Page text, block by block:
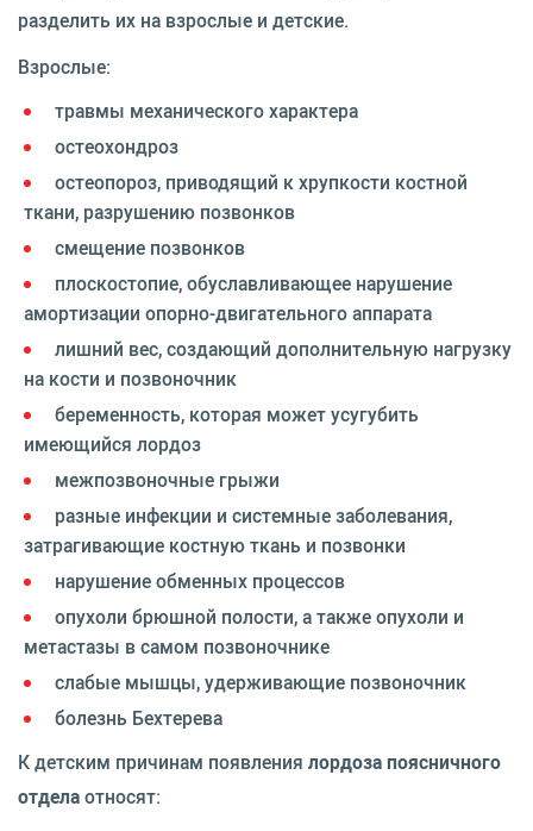
разделить их на взрослые и детские.
Взрослые:
травмы механического характера
остеохондроз
остеопороз, приводящий к хрупкости костной
ткани, разрушению позвонков
смещение позвонков
плоскостопие, обуславливающее нарушение
амортизации опорно-двигательного аппарата
лишний вес, создающий дополнительную нагрузку
на кости и позвоночник
беременность, которая может усугубить
имеющийся лордоз
межпозвоночные грыжи
разные инфекции и системные заболевания,
затрагивающие костную ткань и позвонки
нарушение обменных процессов
опухоли брюшной полости, а также опухоли и
метастазы в самом позвоночнике
слабые мышцы, удерживающие позвоночник
болезнь Бехтерева
К детским причинам появления лордоза поясничного
отделаотносят: